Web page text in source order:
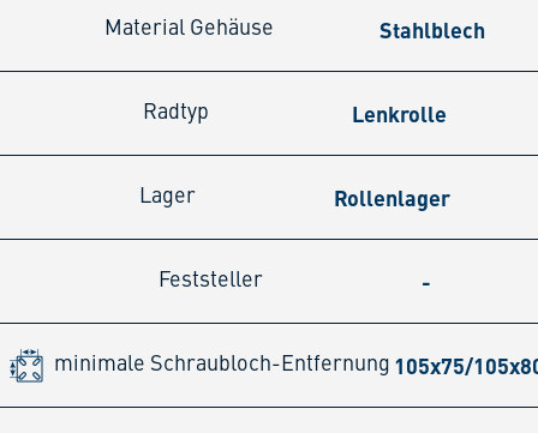
Material Gehäuse Stahlblech
Radtyp Lenkrolle
Lager Rollenlager
Feststeller -
minimale Schraubloch-Entfernung 105x75/